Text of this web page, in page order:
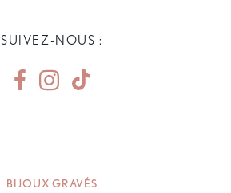
SUIVEZ-NOUS :
BIJOUX GRAVÉS